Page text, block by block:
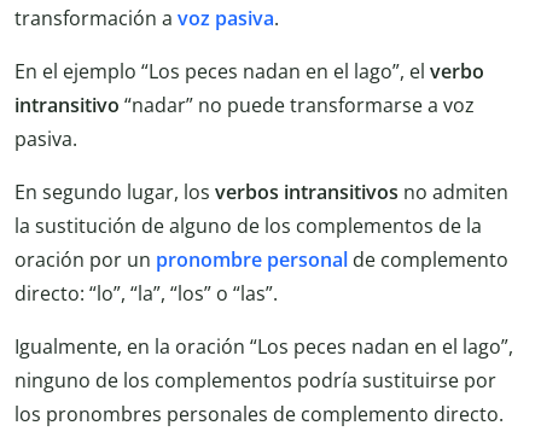
transformación a voz pasiva.
En el ejemplo “Los peces nadan en el lago”, el verbo
intransitivo “nadar” no puede transformarse a voz
pasiva.
En segundo lugar, los verbos intransitivos no admiten
la sustitución de alguno de los complementos de la
oración por un pronombre personal de complemento
directo: “lo”, “la”, “los” o “las”.
Igualmente, en la oración “Los peces nadan en el lago”,
ninguno de los complementos podría sustituirse por
los pronombres personales de complemento directo.